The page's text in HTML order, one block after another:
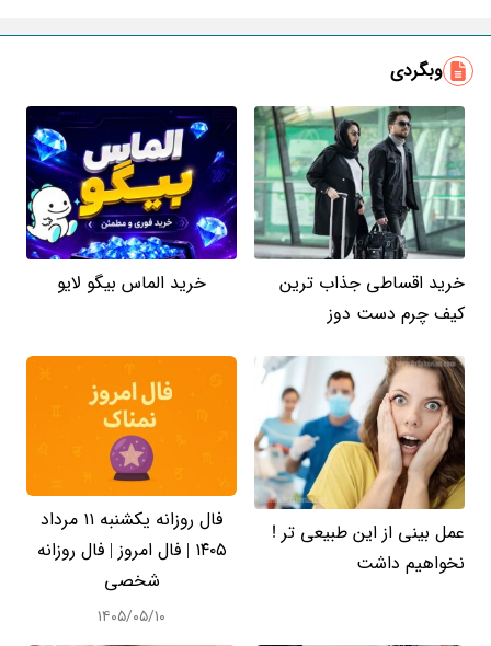
وبگردی
خرید اقساطی جذاب ترین
کیف چرم دست دوز
خرید الماس بیگو لایو
عمل بینی از این طبیعی تر !
نخواهیم داشت
فال روزانه یکشنبه ۱۱ مرداد
۱۴۰۵ | فال امروز | فال روزانه
شخصی
۱۴۰۵/۰۵/۱۰